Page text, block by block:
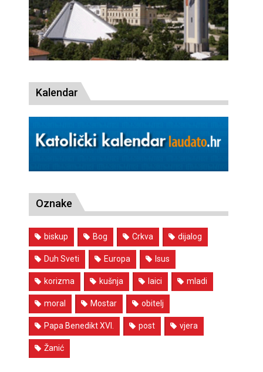
Kalendar
Oznake
biskup Bog Crkva dijalog
Duh Sveti Europa Isus
korizma kušnja laici mladi
moral Mostar obitelj
Papa Benedikt XVI. post vjera
Žanić